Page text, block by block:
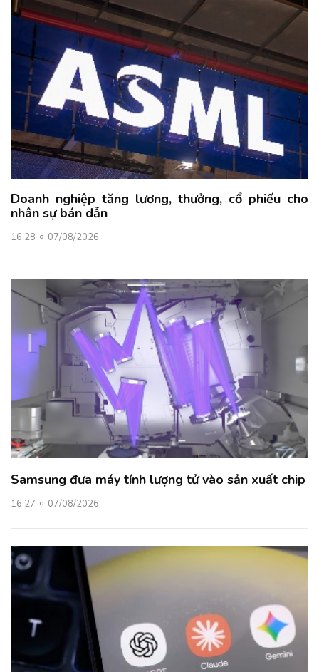
Doanh nghiệp tăng lương, thưởng, cổ phiếu cho
nhân sự bán dẫn
16:28 07/08/2026
Samsung đưa máy tính lượng tử vào sản xuất chip
16:27 07/08/2026